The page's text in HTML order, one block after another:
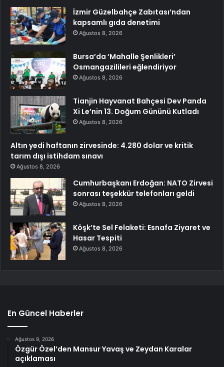
İzmir Güzelbahçe Zabıtası’ndan
kapsamlı gıda denetimi
Ağustos 8, 2026
Bursa’da ‘Mahalle Şenlikleri’
Osmangazilileri eğlendiriyor
Ağustos 8, 2026
Tianjin Hayvanat Bahçesi Dev Panda
Xi Le’nin 13. Doğum Gününü Kutladı
Ağustos 8, 2026
Altın yedi haftanın zirvesinde: 4.280 dolar ve kritik
tarım dışı istihdam sınavı
Ağustos 8, 2026
Cumhurbaşkanı Erdoğan: NATO Zirvesi
sonrası teşekkür telefonları geldi
Ağustos 8, 2026
Köşk’te Sel Felaketi: Esnafa Ziyaret ve
Hasar Tespiti
Ağustos 8, 2026
En Güncel Haberler
Ağustos 9, 2026
Özgür Özel’den Mansur Yavaş ve Zeydan Karalar
açıklaması